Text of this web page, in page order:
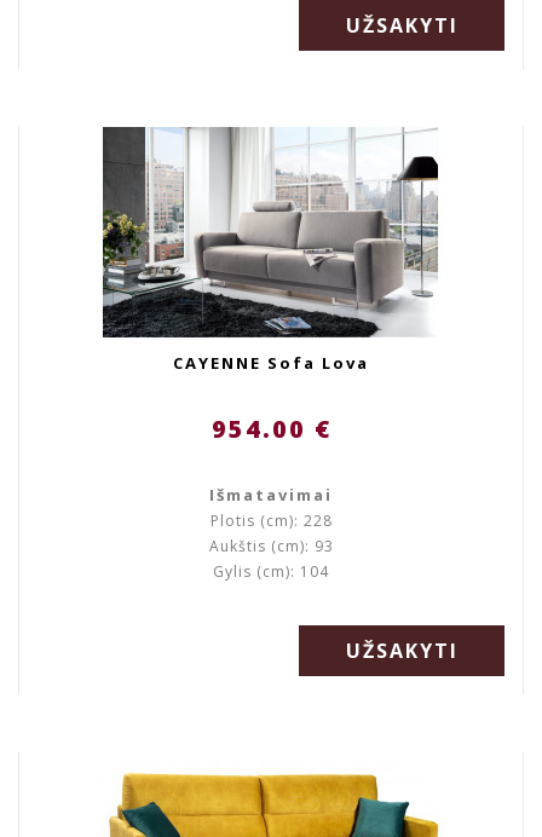
UŽSAKYTI
CAYENNE Sofa Lova
954.00 €
Išmatavimai
Plotis (cm): 228
Aukštis (cm): 93
Gylis (cm): 104
UŽSAKYTI